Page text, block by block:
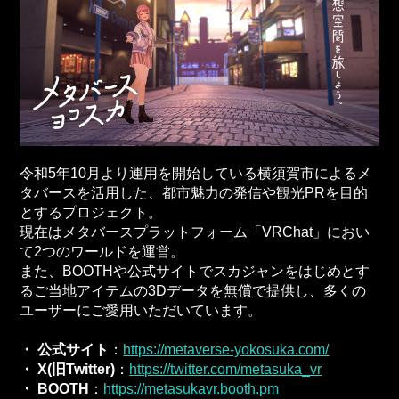
令和5年10月より運用を開始している横須賀市によるメ
タバースを活用した、都市魅力の発信や観光PRを目的
とするプロジェクト。
現在はメタバースプラットフォーム「VRChat」におい
て2つのワールドを運営。
また、BOOTHや公式サイトでスカジャンをはじめとす
るご当地アイテムの3Dデータを無償で提供し、多くの
ユーザーにご愛用いただいています。
・ 公式サイト ： https://metaverse-yokosuka.com/
・ X( 旧Twitter) ： https://twitter.com/metasuka_vr
・ BOOTH ： https://metasukavr.booth.pm